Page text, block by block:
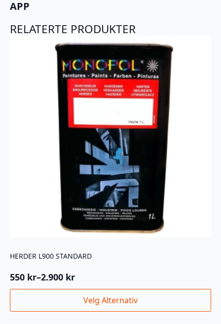
APP
RELATERTE PRODUKTER
HERDER L900 STANDARD
550 kr–2.900 kr
Prisområde:
550 kr
2.900 kr
Velg Alternativ
Dette